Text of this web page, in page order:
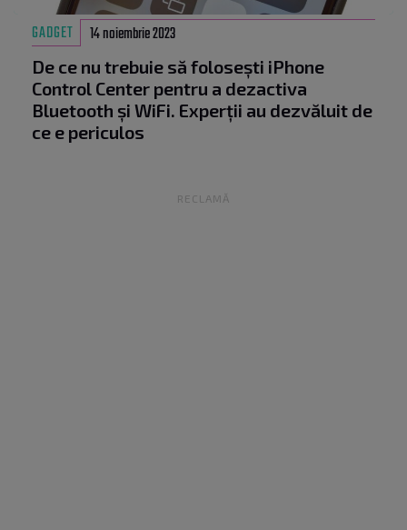
GADGET 14 noiembrie 2023
De ce nu trebuie să folosești iPhone
Control Center pentru a dezactiva
Bluetooth și WiFi. Experții au dezvăluit de
ce e periculos
RECLAMĂ